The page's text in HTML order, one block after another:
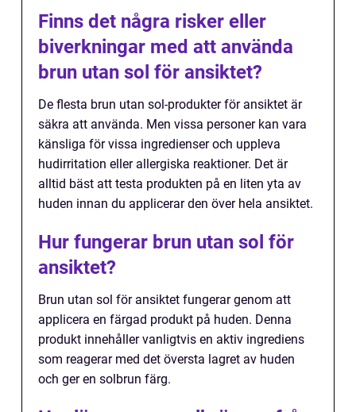
Finns det några risker eller
biverkningar med att använda
brun utan sol för ansiktet?
De flesta brun utan sol-produkter för ansiktet är
säkra att använda. Men vissa personer kan vara
känsliga för vissa ingredienser och uppleva
hudirritation eller allergiska reaktioner. Det är
alltid bäst att testa produkten på en liten yta av
huden innan du applicerar den över hela ansiktet.
Hur fungerar brun utan sol för
ansiktet?
Brun utan sol för ansiktet fungerar genom att
applicera en färgad produkt på huden. Denna
produkt innehåller vanligtvis en aktiv ingrediens
som reagerar med det översta lagret av huden
och ger en solbrun färg.